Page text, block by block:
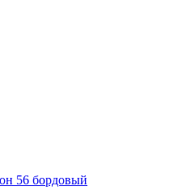
56 бордовый